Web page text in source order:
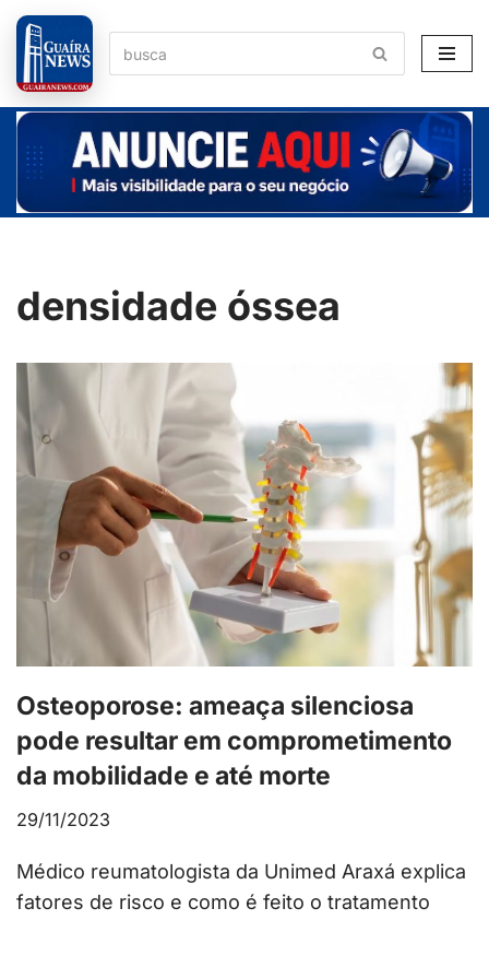
Pular
para
o
conteúdo
densidade óssea
Osteoporose: ameaça silenciosa
pode resultar em comprometimento
da mobilidade e até morte
29/11/2023
Médico reumatologista da Unimed Araxá explica
fatores de risco e como é feito o tratamento